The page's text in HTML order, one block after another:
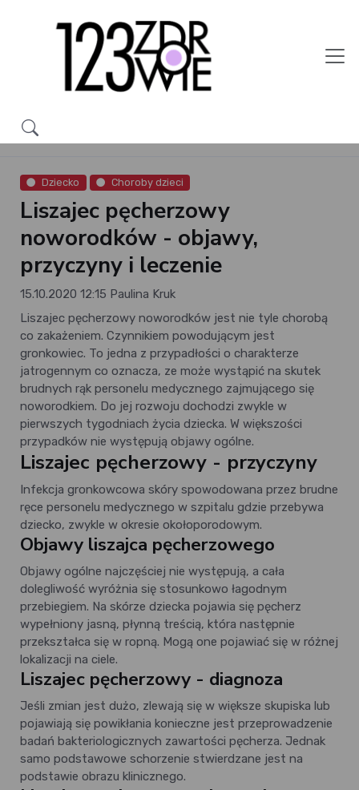
Dziecko Choroby dzieci
Liszajec pęcherzowy
noworodków - objawy,
przyczyny i leczenie
15.10.2020 12:15 Paulina Kruk
Liszajec pęcherzowy noworodków jest nie tyle chorobą
co zakażeniem. Czynnikiem powodującym jest
gronkowiec. To jedna z przypadłości o charakterze
jatrogennym co oznacza, ze może wystąpić na skutek
brudnych rąk personelu medycznego zajmującego się
noworodkiem. Do jej rozwoju dochodzi zwykle w
pierwszych tygodniach życia dziecka. W większości
przypadków nie występują objawy ogólne.
Liszajec pęcherzowy - przyczyny
Infekcja gronkowcowa skóry spowodowana przez brudne
ręce personelu medycznego w szpitalu gdzie przebywa
dziecko, zwykle w okresie okołoporodowym.
Objawy liszajca pęcherzowego
Objawy ogólne najczęściej nie występują, a cała
dolegliwość wyróżnia się stosunkowo łagodnym
przebiegiem. Na skórze dziecka pojawia się pęcherz
wypełniony jasną, płynną treścią, która następnie
przekształca się w ropną. Mogą one pojawiać się w różnej
lokalizacji na ciele.
Liszajec pęcherzowy - diagnoza
Jeśli zmian jest dużo, zlewają się w większe skupiska lub
pojawiają się powikłania konieczne jest przeprowadzenie
badań bakteriologicznych zawartości pęcherza. Jednak
samo podstawowe schorzenie stwierdzane jest na
podstawie obrazu klinicznego.